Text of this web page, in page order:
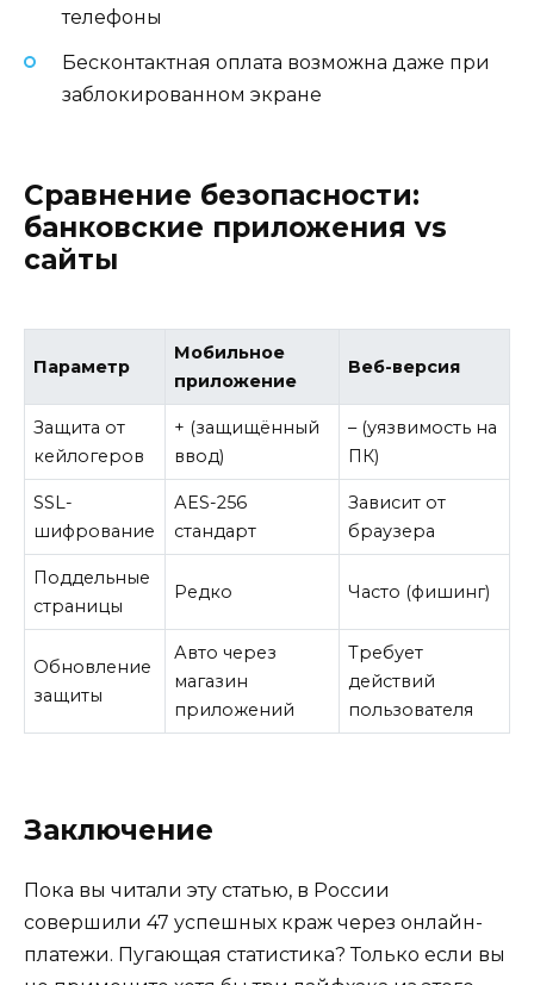
телефоны
Бесконтактная оплата возможна даже при
заблокированном экране
Сравнение безопасности:
банковские приложения vs
сайты
Параметр
Мобильное
приложение
Веб-версия
Защита от
кейлогеров
+ (защищённый
ввод)
– (уязвимость на
ПК)
SSL-
шифрование
АES-256
стандарт
Зависит от
браузера
Поддельные
страницы
Редко Часто (фишинг)
Обновление
защиты
Авто через
магазин
приложений
Требует
действий
пользователя
Заключение
Пока вы читали эту статью, в России
совершили 47 успешных краж через онлайн-
платежи. Пугающая статистика? Только если вы